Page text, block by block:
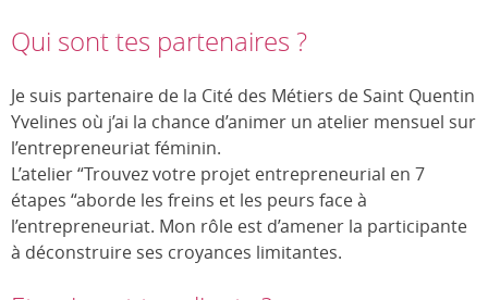
Qui sont tes partenaires ?
Je suis partenaire de la Cité des Métiers de Saint Quentin
Yvelines où j’ai la chance d’animer un atelier mensuel sur
l’entrepreneuriat féminin.
L’atelier “Trouvez votre projet entrepreneurial en 7
étapes “aborde les freins et les peurs face à
l’entrepreneuriat. Mon rôle est d’amener la participante
à déconstruire ses croyances limitantes.